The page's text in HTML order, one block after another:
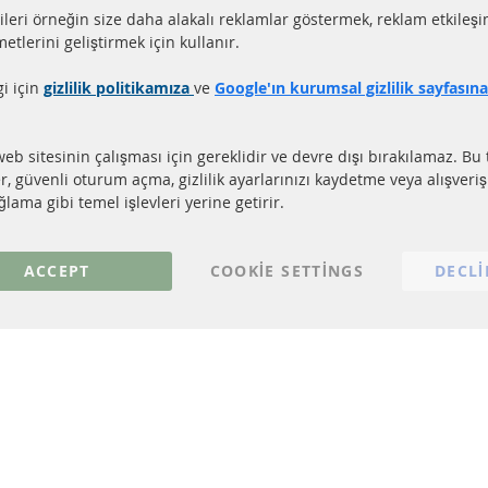
içerisinde gönderim
stokta bulunmaktadır
Tüm parçalar
e-mark ile homologe
LİNKLER
PARTİKÜL FİLTRESİ TEMİZLİĞİ
(KAT)
MÜŞTERİ
Ödeme şekilleri
örneğin size daha alakalı reklamlar göstermek, reklam
geliştirmek için kullanır.
için gizlilik politikamıza ve Google'ın kurumsal gizlilik sayfasına
sitesinin çalışması için gereklidir ve devre dışı bırakılamaz.
güvenli oturum açma, gizlilik ayarlarınızı kaydetme veya
gibi temel işlevleri yerine getirir.
ACCEPT COOKIE SETTINGS